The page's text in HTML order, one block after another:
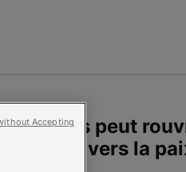
violences peut
et vers la
Accepting